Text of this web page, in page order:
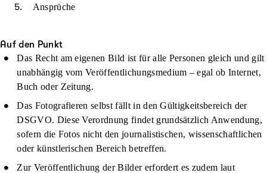
Ansprüche
Auf den Punkt
Das Recht am eigenen Bild ist für alle Personen gleich und gilt
unabhängig vom Veröffentlichungsmedium – egal ob Internet,
Buch oder Zeitung.
Das Fotografieren selbst fällt in den Gültigkeitsbereich der
DSGVO. Diese Verordnung findet grundsätzlich Anwendung,
sofern die Fotos nicht den journalistischen, wissenschaftlichen
oder künstlerischen Bereich betreffen.
Zur Veröffentlichung der Bilder erfordert es zudem laut